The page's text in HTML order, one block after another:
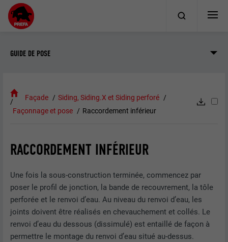
GUIDE DE POSE
Façade
Siding, Siding.X et Siding perforé
Façonnage et pose
Raccordement inférieur
RACCORDEMENT INFÉRIEUR
Une fois la sous-construction terminée, commencez par
poser le profil de jonction, la bande de recouvrement, la tôle
perforée et le renvoi d’eau. Au niveau du renvoi d’eau, les
joints doivent être réalisés en chevauchement et collés. Le
renvoi d’eau du dessous (dissimulé) est entaillé de façon à
permettre le montage du renvoi d’eau situé au-dessus.